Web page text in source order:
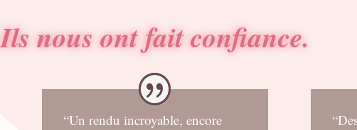
Ils nous ont fait confiance.
“Un rendu incroyable, encore